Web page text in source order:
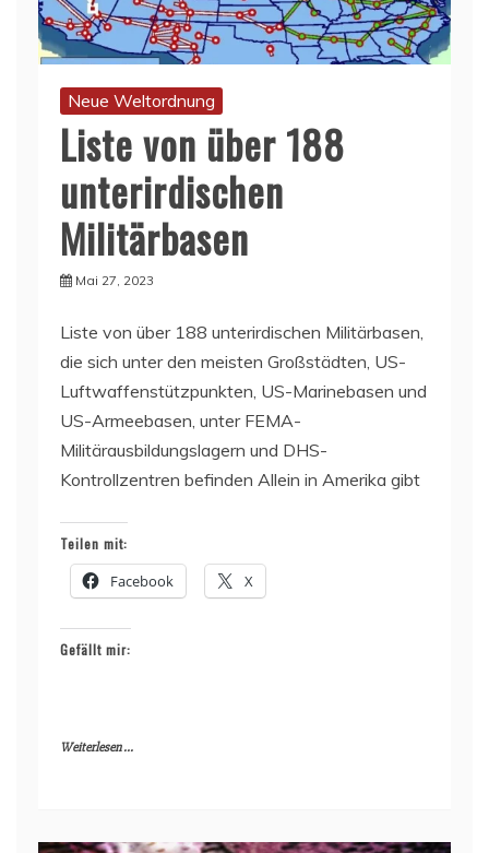
Neue Weltordnung
Liste von über 188
unterirdischen
Militärbasen
Mai 27, 2023
Liste von über 188 unterirdischen Militärbasen,
die sich unter den meisten Großstädten, US-
Luftwaffenstützpunkten, US-Marinebasen und
US-Armeebasen, unter FEMA-
Militärausbildungslagern und DHS-
Kontrollzentren befinden Allein in Amerika gibt
Teilen mit:
Facebook X
Gefällt mir:
Weiterlesen ...